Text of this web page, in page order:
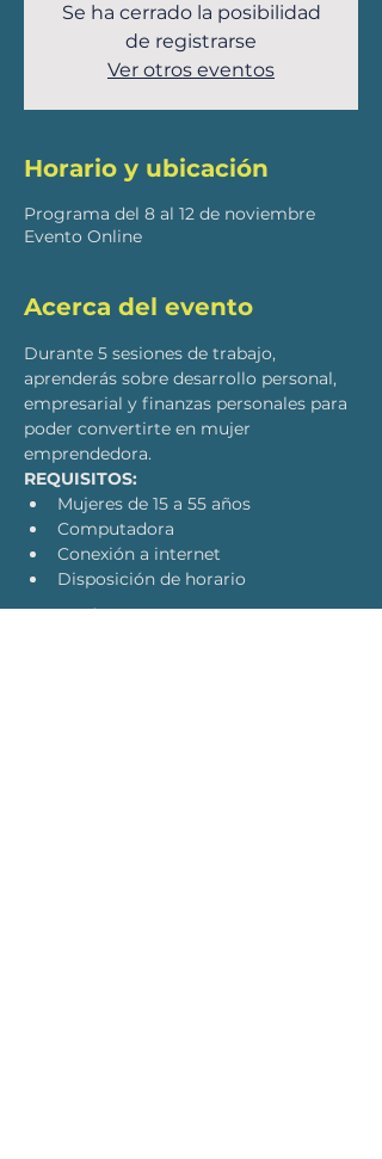
Se ha cerrado la posibilidad
de registrarse
Ver otros eventos
Horario y ubicación
Programa del 8 al 12 de noviembre
Evento Online
Acerca del evento
Durante 5 sesiones de trabajo,
aprenderás sobre desarrollo personal,
empresarial y finanzas personales para
poder convertirte en mujer
emprendedora.
REQUISITOS:
Mujeres de 15 a 55 años
Computadora
Conexión a internet
Disposición de horario